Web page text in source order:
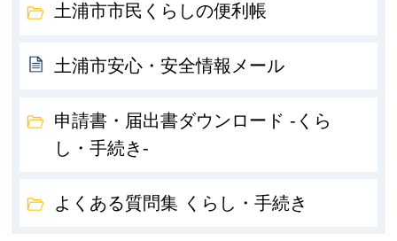
土浦市市民くらしの便利帳
土浦市安心・安全情報メール
申請書・届出書ダウンロード -くら
し・手続き-
よくある質問集 くらし・手続き